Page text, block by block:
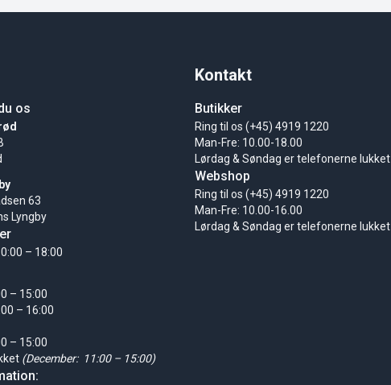
os
63
Lyngby
– 18:00
– 15:00
– 16:00
– 15:00
(December: 11:00 – 15:00)
Kontakt
Butikker
Ring til os (+45) 4919 1220
Man-Fre: 10.00-18.00
Lørdag & Søndag er telefonerne lukket
Webshop
Ring til os (+45) 4919 1220
Man-Fre: 10.00-16.00
Lørdag & Søndag er telefonerne lukket